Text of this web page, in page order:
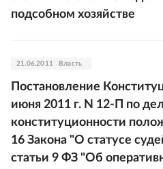
подсобном хозяйстве
21.06.2011 Власть
Постановление
июня 2011 г. N 12-П по
конституционности
16 Закона "О статусе
статьи 9 ФЗ "Об